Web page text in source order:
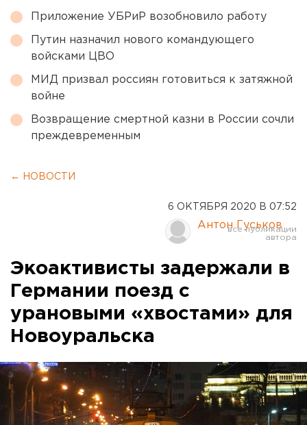
Приложение УБРиР возобновило работу
Путин назначил нового командующего
войсками ЦВО
МИД призвал россиян готовиться к затяжной
войне
Возвращение смертной казни в России сочли
преждевременным
← НОВОСТИ
6 ОКТЯБРЯ 2020 В 07:52
Антон Гуськов
Экоактивисты задержали в
Германии поезд с
урановыми «хвостами» для
Новоуральска